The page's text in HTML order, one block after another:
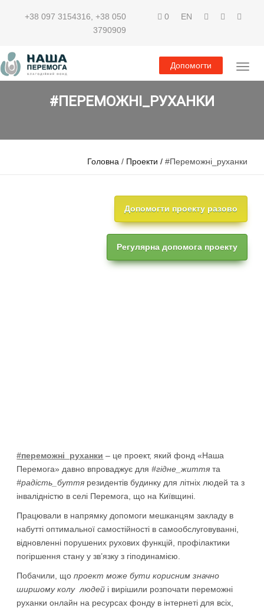
+38 097 3154316 +38 050
3790909
0 EN
Допомогти
#ПЕРЕМОЖНІ_РУХАНКИ
Головна / Проекти / #Переможні_руханки
Регулярна допомога проекту
#переможні_руханки – це проект, який фонд «Наша
Перемога» давно впроваджує для#гідне_життя та
#радість_буття резидентів будинку для літніх людей та з
інвалідністю в селі Перемога, що на Київщині.
Працювали в напрямку допомоги мешканцям закладу в
набутті оптимальної самостійності в самообслуговуванні,
відновленні порушених рухових функцій, профілактики
погіршення стану у зв’язку з гіподинамією.
Побачили, щопроект може бути корисним значно
ширшому колу людей і вирішили розпочати переможні
руханки онлайн на ресурсах фонду в інтернеті для всіх,